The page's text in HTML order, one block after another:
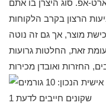
אפ. סוג היצרן בו אתם
הרצון בקרב הלקוחות
מוצר, אך גם זה נוטה
זאת, החלטות גרועות